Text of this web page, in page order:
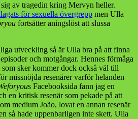
av tragedin kring Mervyn heller.
för sexuella övergrepp men Ulla
fortsätter aningslöst att slussa
utveckling så är Ulla bra på att finna
och motgångar. Hennes förmåga
sker kommer dock också väl till
missnöjda resenärer varför helanden
s Facebooksida fann jag en
en kritisk resenär som pekade på att
medium João, lovat en annan resenär
så hade uppenbarligen inte skett. Ulla